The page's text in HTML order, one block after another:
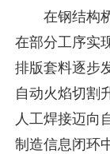
在钢结构桥
在部分工序实
排版套料逐步
自动火焰切割
人工焊接迈向
制造信息闭环